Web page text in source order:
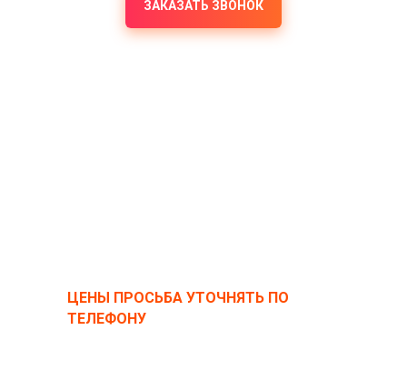
ЗАКАЗАТЬ ЗВОНОК
ЦЕНЫ ПРОСЬБА УТОЧНЯТЬ ПО
ТЕЛЕФОНУ